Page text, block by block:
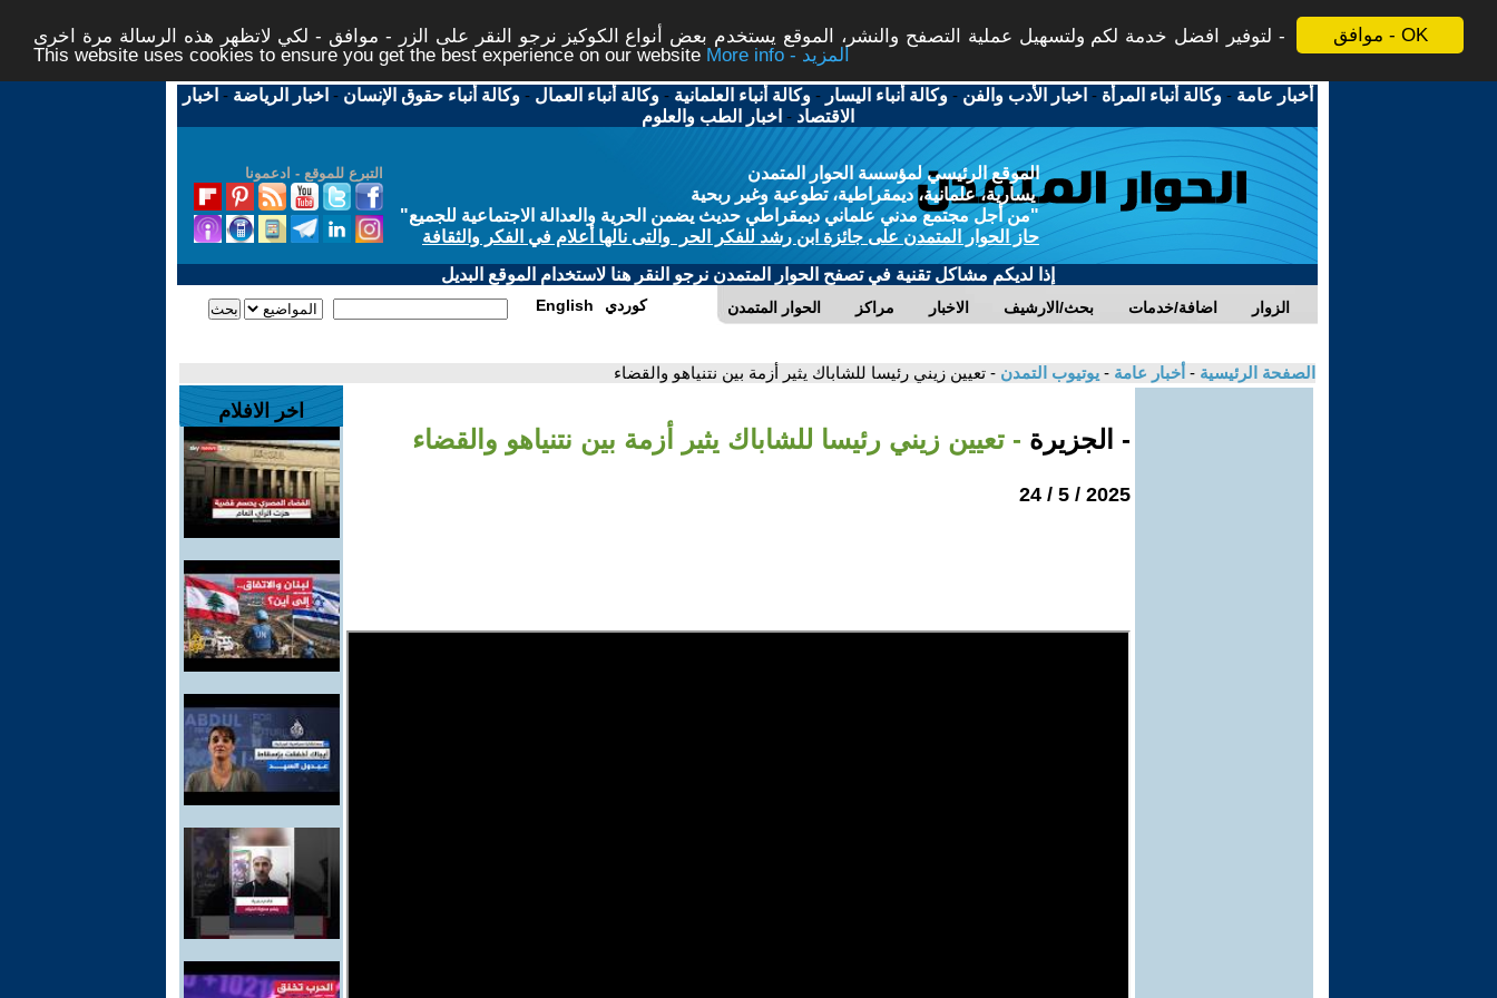
موافق - OK
لتوفير افضل خدمة لكم ولتسهيل عملية التصفح والنشر، الموقع يستخدم بعض أنواع الكوكيز نرجو النقر على الزر - موافق - لكي لاتظهر هذه الرسالة مرة اخرى -
This website uses cookies to ensure you get the best experience on our website
More info - المزيد
أخبار عامة -وكالة أنباء المرأة - اخبار الأدب والفن -وكالة أنباء اليسار -وكالة أنباء العلمانية -وكالة أنباء العمال -وكالة أنباء حقوق الإنسان - اخبار الرياضة - اخبار
الاقتصاد - اخبار الطب والعلوم
التبرع للموقع - ادعمونا
الموقع الرئيسي لمؤسسة الحوار المتمدن
يسارية، علمانية، ديمقراطية، تطوعية وغير ربحية
"من أجل مجتمع مدني علماني ديمقراطي حديث يضمن الحرية والعدالة الاجتماعية للجميع"
حاز الحوار المتمدن على جائزة ابن رشد للفكر الحر والتى نالها أعلام في الفكر والثقافة
إذا لديكم مشاكل تقنية في تصفح الحوار المتمدن نرجو النقر هنا لاستخدام الموقع البديل
الحوار المتمدن مراكز الاخبار بحث/الارشيف اضافة/خدمات الزوار English كوردي
الصفحة الرئيسية - أخبار عامة - يوتيوب التمدن - تعيين زيني رئيسا للشاباك يثير أزمة بين نتنياهو والقضاء
- الجزيرة - تعيين زيني رئيسا للشاباك يثير أزمة بين نتنياهو والقضاء
2025 / 5 / 24
اخر الافلام